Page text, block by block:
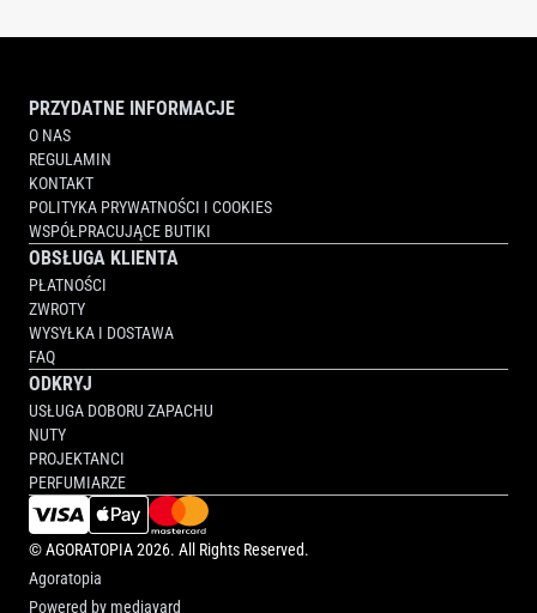
PRZYDATNE INFORMACJE
O NAS
REGULAMIN
KONTAKT
POLITYKA PRYWATNOŚCI I COOKIES
WSPÓŁPRACUJĄCE BUTIKI
OBSŁUGA KLIENTA
PŁATNOŚCI
ZWROTY
WYSYŁKA I DOSTAWA
FAQ
ODKRYJ
USŁUGA DOBORU ZAPACHU
NUTY
PROJEKTANCI
PERFUMIARZE
©AGORATOPIA2026. All Rights Reserved.
Agoratopia
Powered by mediayard